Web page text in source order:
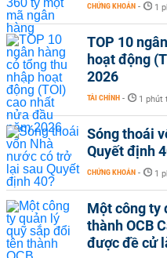
CHỨNG KHOÁN - 1
TOP 10
hoạt động
2026
TÀI CHÍNH - 1 phút
Sóng thoái
Quyết định
CHỨNG KHOÁN - 1
Một công ty
thành OCB
được đề cử